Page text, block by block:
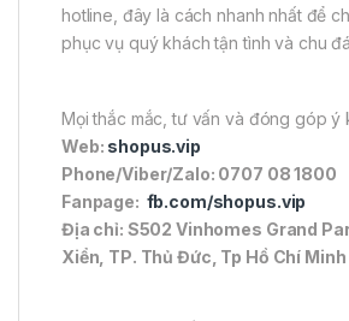
hotline, đây là cách nhanh nhất để
phục vụ quý khách tận tình và chu
Mọi thắc mắc, tư vấn và đóng góp ý
Web: shopus.vip
Phone/Viber/Zalo: 0707 08 1800
Fanpage: fb.com/shopus.vip
Địa chỉ: S502 Vinhomes Grand
Xiển, TP. Thủ Đức, Tp Hồ Chí Minh